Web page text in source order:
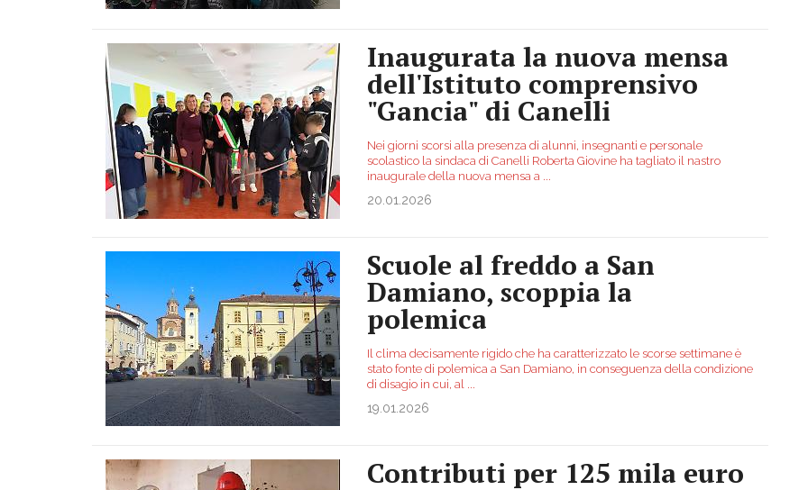
Inaugurata la nuova mensa
dell'Istituto comprensivo
"Gancia" di Canelli
Nei giorni scorsi alla presenza di alunni, insegnanti e personale
scolastico la sindaca di Canelli Roberta Giovine ha tagliato il nastro
inaugurale della nuova mensa a
20.01.2026
Scuole al freddo a San
Damiano, scoppia la
polemica
Il clima decisamente rigido che ha caratterizzato le scorse settimane è
stato fonte di polemica a San Damiano, in conseguenza della condizione
di disagio in cui, al
19.01.2026
Contributi per 125 mila euro